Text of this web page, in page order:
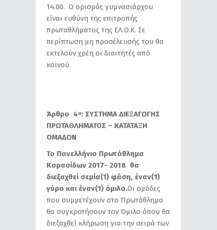
14.00. Ο ορισμός γυμνασιάρχου
είναι ευθύνη της επιτροπής
πρωταθλήματος της ΕΛ.Ο.Κ. Σε
περίπτωση μη προσέλευσής του θα
εκτελούν χρέη οι διαιτητές από
κοινού.
Άρθρο 4ο: ΣΥΣΤΗΜΑ ΔΙΕΞΑΓΩΓΗΣ
ΠΡΩΤΑΘΛΗΜΑΤΟΣ – ΚΑΤΑΤΑΞΗ
ΟΜΑΔΩΝ
Το Πανελλήνιο Πρωτάθλημα
Κορασίδων 2017- 2018 θα
διεξαχθεί σεμία(1) φάση, έναν(1)
γύρο και έναν(1) όμιλο.Οι ομάδες
που συμμετέχουν στο Πρωτάθλημα
θα συγκροτήσουν τον Όμιλο όπου θα
διεξαχθεί κλήρωση για την σειρά των